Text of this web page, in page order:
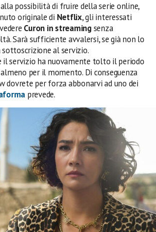
alla possibilità di fruire della serie online,
originale di Netflix, gli interessati
Curon in streamingsenza
Sarà sufficiente avvalersi, se già non lo
sottoscrizione al servizio.
servizio ha nuovamente tolto il periodo
per il momento. Di conseguenza
dovrete per forza abbonarvi ad uno dei
prevede.